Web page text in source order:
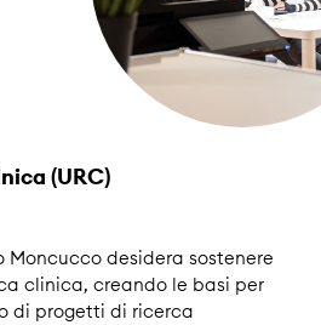
(URC)
Moncucco desidera sostenere
clinica, creando le basi per
di progetti di ricerca